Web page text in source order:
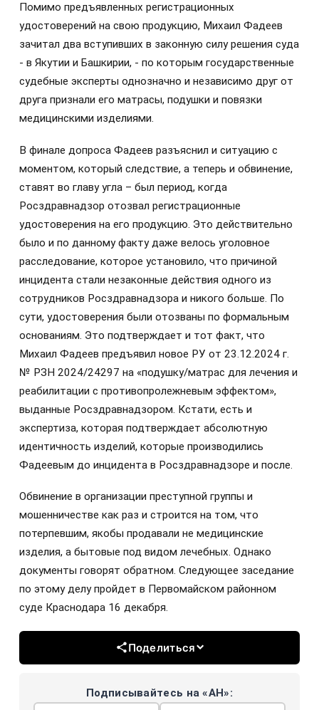
Помимо предъявленных регистрационных
удостоверений на свою продукцию, Михаил Фадеев
зачитал два вступивших в законную силу решения суда
- в Якутии и Башкирии, - по которым государственные
судебные эксперты однозначно и независимо друг от
друга признали его матрасы, подушки и повязки
медицинскими изделиями.
В финале допроса Фадеев разъяснил и ситуацию с
моментом, который следствие, а теперь и обвинение,
ставят во главу угла – был период, когда
Росздравнадзор отозвал регистрационные
удостоверения на его продукцию. Это действительно
было и по данному факту даже велось уголовное
расследование, которое установило, что причиной
инцидента стали незаконные действия одного из
сотрудников Росздравнадзора и никого больше. По
сути, удостоверения были отозваны по формальным
основаниям. Это подтверждает и тот факт, что
Михаил Фадеев предъявил новое РУ от 23.12.2024 г.
№ РЗН 2024/24297 на «подушку/матрас для лечения и
реабилитации с противопролежневым эффектом»,
выданные Росздравнадзором. Кстати, есть и
экспертиза, которая подтверждает абсолютную
идентичность изделий, которые производились
Фадеевым до инцидента в Росздравнадзоре и после.
Обвинение в организации преступной группы и
мошенничестве как раз и строится на том, что
потерпевшим, якобы продавали не медицинские
изделия, а бытовые под видом лечебных. Однако
документы говорят обратном. Следующее заседание
по этому делу пройдет в Первомайском районном
суде Краснодара 16 декабря.
Поделиться
Подписывайтесь на «АН»: